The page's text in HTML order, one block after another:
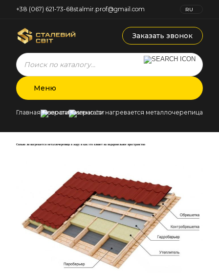
+38 (067) 621-73-68stalmir.prof@gmail.com
RU
Заказать звонок
Products
search
Меню
Главная Новости Сильно ли нагревается металлочерепица в
Сильно ли нагревается металлочерепица в жару и как это влияет на подкровельное пространство